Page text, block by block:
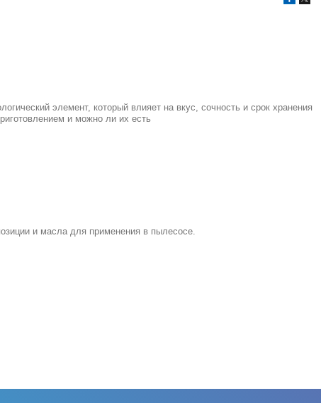
элемент, который влияет на вкус, сочность и срок хранения
и можно ли их есть
и масла для применения в пылесосе.